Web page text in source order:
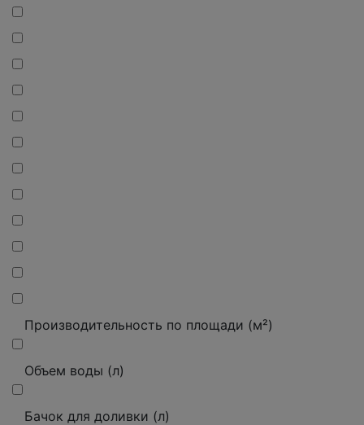
Производительность по площади (м²)
Объем воды (л)
Бачок для доливки (л)